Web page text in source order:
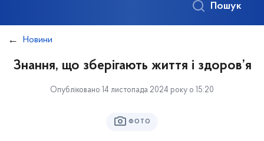
Пошук
Новини
Знання, що зберігають життя і здоров’я
Опубліковано 14 листопада 2024 року о 15:20
ФОТО